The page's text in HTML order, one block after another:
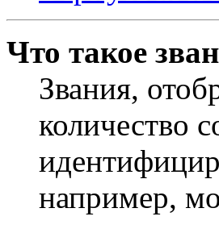
Что такое
Звания,
количество
например,